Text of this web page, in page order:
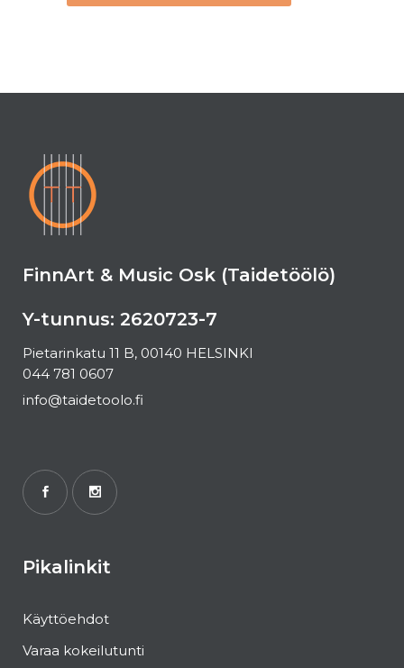
FinnArt & Music Osk (Taidetöölö)
Y-tunnus: 2620723-7
Pietarinkatu 11 B, 00140 HELSINKI
044 781 0607
info@taidetoolo.fi
Pikalinkit
Käyttöehdot
Varaa kokeilutunti